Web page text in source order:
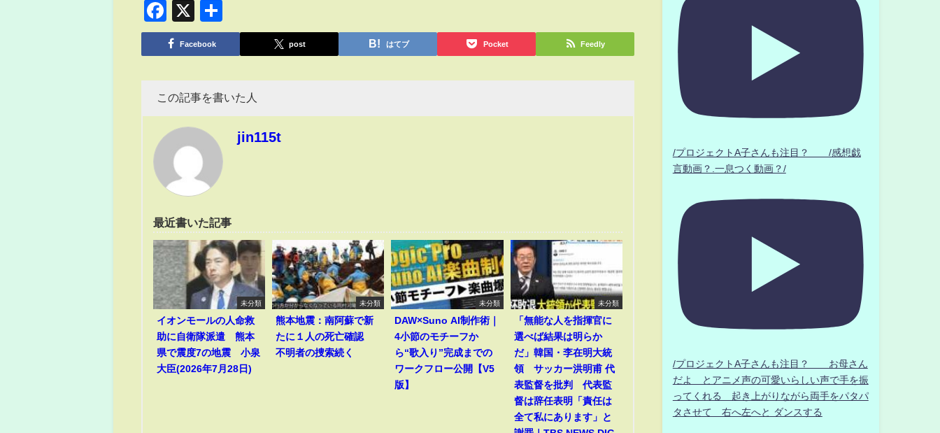
Facebook
X
有
Facebook post はてブ Pocket Feedly
この記事を書いた人
jin115t
最近書いた記事
未分類
イオンモールの人命救
助に自衛隊派遣 熊本
県で震度7の地震 小泉
大臣(2026年7月28日)
未分類
熊本地震：南阿蘇で新
たに１人の死亡確認
不明者の捜索続く
未分類
DAW×Suno AI制作術｜
4小節のモチーフか
ら“歌入り”完成までの
ワークフロー公開【V5
版】
未分類
「無能な人を指揮官に
選べば結果は明らか
だ」韓国・李在明大統
領 サッカー洪明甫 代
表監督を批判 代表監
督は辞任表明「責任は
全て私にあります」と
/プロジェクトA子さんも注目？ /感想戯
言動画？.一息つく動画？/
/プロジェクトA子さんも注目？ お母さん
だよ とアニメ声の可愛いらしい声で手を振
ってくれる 起き上がりながら両手をパタパ
タさせて 右へ左へと ダンスする